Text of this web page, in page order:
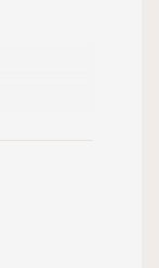
市與建築